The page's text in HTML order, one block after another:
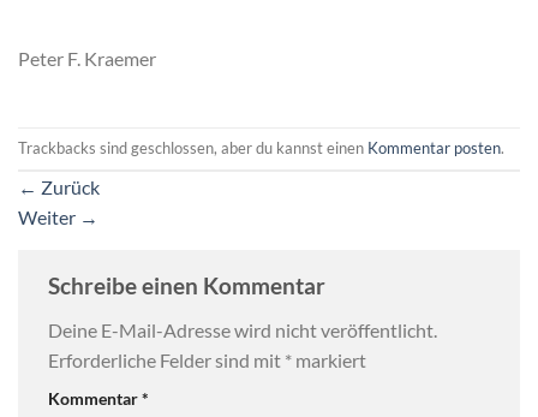
Peter F. Kraemer
Trackbacks sind geschlossen, aber du kannst einen Kommentar posten.
← Zurück
Weiter →
Schreibe einen Kommentar
Deine E-Mail-Adresse wird nicht veröffentlicht.
Erforderliche Felder sind mit * markiert
Kommentar*